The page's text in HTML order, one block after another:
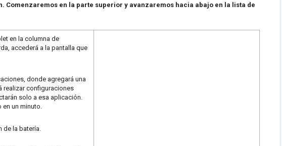
Comenzaremos en la parte superior y avanzaremos hacia abajo en la lista de
en la columna de
accederá a la pantalla que
donde agregará una
realizar configuraciones
solo a esa aplicación.
un minuto.
de la batería.